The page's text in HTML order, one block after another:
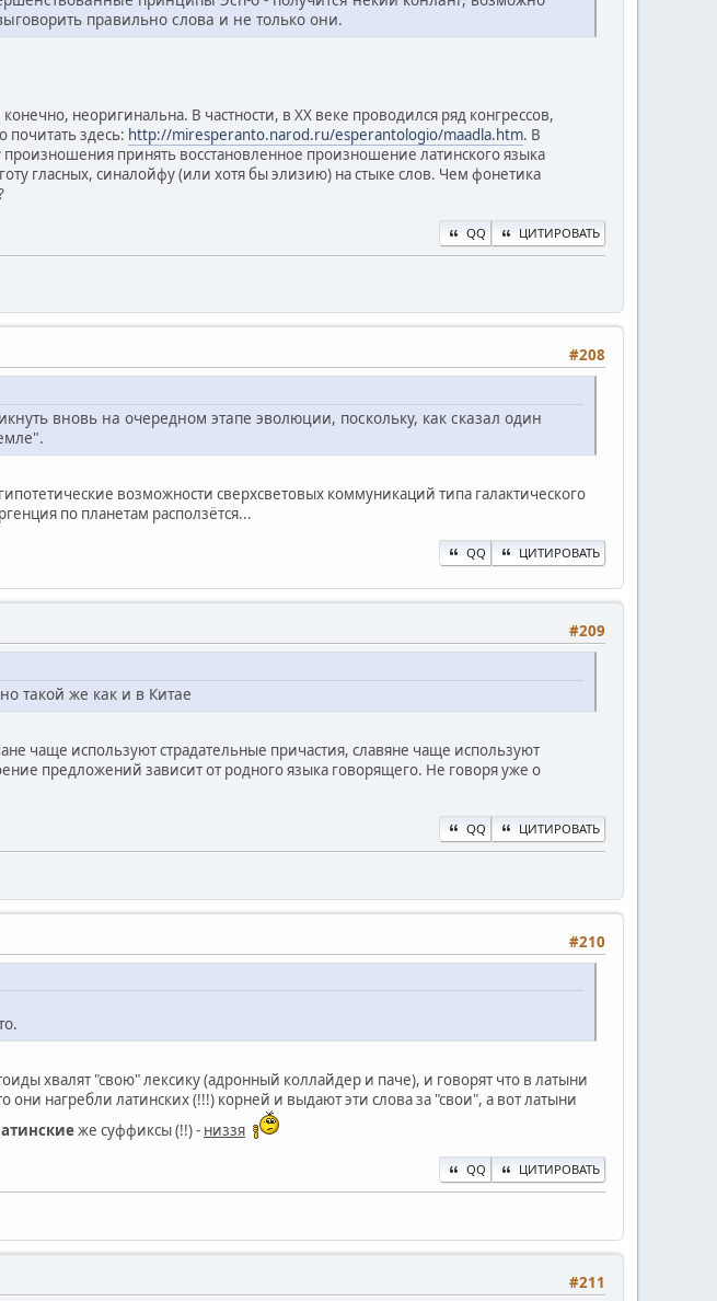
правильно слова и не только они.
неоригинальна. В частности, в XX веке проводился ряд конгрессов,
здесь: http://miresperanto.narod.ru/esperantologio/maadla.htm. В
принять восстановленное произношение латинского языка
гласных, синалойфу (или хотя бы элизию) на стыке слов. Чем фонетика
QQ ЦИТИРОВАТЬ
#208
вновь на очередном этапе эволюции, поскольку, как сказал один
возможности сверхсветовых коммуникаций типа галактического
по планетам расползётся...
QQ ЦИТИРОВАТЬ
#209
такой же как и в Китае
чаще используют страдательные причастия, славяне чаще используют
предложений зависит от родного языка говорящего. Не говоря уже о
QQ ЦИТИРОВАТЬ
#210
хвалят "свою" лексику (адронный коллайдер и паче), и говорят что в латыни
они нагребли латинских (!!!) корней и выдают эти слова за "свои", а вот латыни
же суффиксы (!!) - низзя
QQ ЦИТИРОВАТЬ
#211